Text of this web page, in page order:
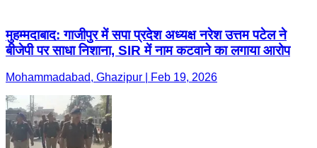
मुहम्मदाबाद: गाजीपुर में सपा प्रदेश अध्यक्ष नरेश उत्तम पटेल ने
बीजेपी पर साधा निशाना, SIR में नाम कटवाने का लगाया आरोप
Mohammadabad, Ghazipur | Feb 19, 2026